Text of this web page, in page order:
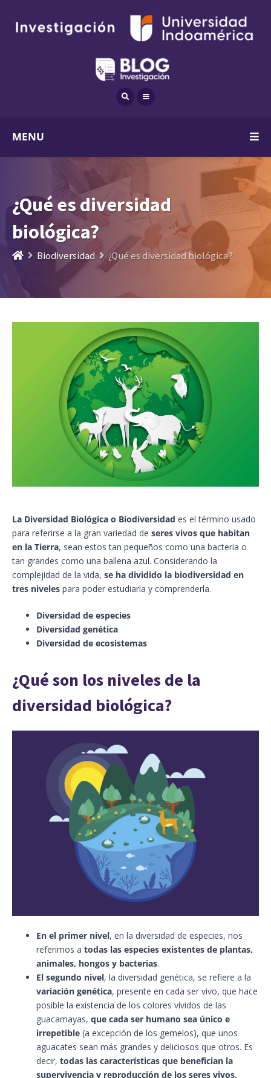
MENU
¿Qué es diversidad
biológica?
Biodiversidad ¿Qué es diversidad biológica?
La Diversidad Biológica o Biodiversidad es el término usado
para referirse a la gran variedad de seres vivos que habitan
en la Tierra, sean estos tan pequeños como una bacteria o
tan grandes como una ballena azul. Considerando la
complejidad de la vida, se ha dividido la biodiversidad en
tres niveles para poder estudiarla y comprenderla.
Diversidad de especies
Diversidad genética
Diversidad de ecosistemas
¿Qué son los niveles de la
diversidad biológica?
En el primer nivel, en la diversidad de especies, nos
referimos a todas las especies existentes de plantas,
animales, hongos y bacterias.
El segundo nivel, la diversidad genética, se refiere a la
variación genética, presente en cada ser vivo, que hace
posible la existencia de los colores vívidos de las
guacamayas, que cada ser humano sea único e
irrepetible (a excepción de los gemelos), que unos
aguacates sean más grandes y deliciosos que otros. Es
decir, todas las características que benefician la
supervivencia y reproducción de los seres vivos.